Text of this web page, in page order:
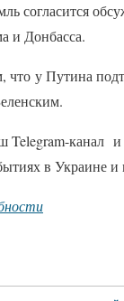
согласится
и Донбасса.
что у Путина
Telegram-канал и
в Украине и